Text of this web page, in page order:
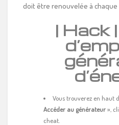
doit être renouvelée à chaque
| Hack
Vous trouverez en haut
Accéder au générateur»,
cheat.